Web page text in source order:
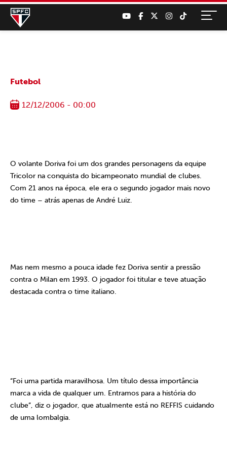
Futebol
12/12/2006 - 00:00
O volante Doriva foi um dos grandes personagens da equipe
Tricolor na conquista do bicampeonato mundial de clubes.
Com 21 anos na época, ele era o segundo jogador mais novo
do time – atrás apenas de André Luiz.
Mas nem mesmo a pouca idade fez Doriva sentir a pressão
contra o Milan em 1993. O jogador foi titular e teve atuação
destacada contra o time italiano.
“Foi uma partida maravilhosa. Um título dessa importância
marca a vida de qualquer um. Entramos para a história do
clube”, diz o jogador, que atualmente está no REFFIS cuidando
de uma lombalgia.